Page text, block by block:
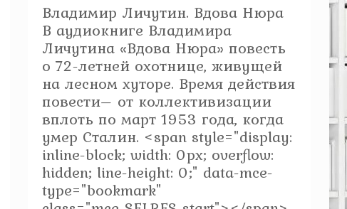
Владимир Личутин. Вдова Нюра
В аудиокниге Владимира
Личутина «Вдова Нюра» повесть
о 72-летней охотнице, живущей
на лесном хуторе. Время действия
повести– от коллективизации
вплоть по март 1953 года, когда
умер Сталин. <span style="display:
inline-block; width: 0px; overflow:
hidden; line-height: 0;" data-mce-
type="bookmark"